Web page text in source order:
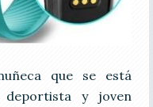
que se está
deportista y joven